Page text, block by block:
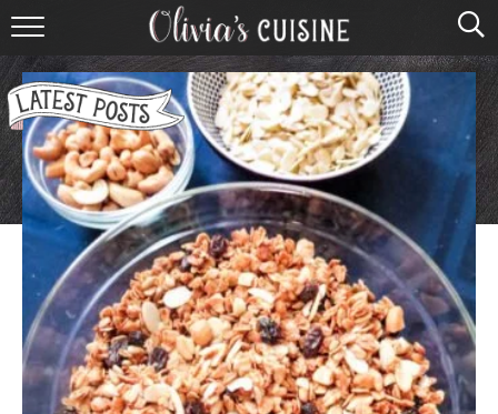
home
about olivia
contact
browse recipes
course
cuisine
holidays